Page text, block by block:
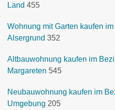
Land 455
Wohnung mit Garten kaufen
Alsergrund 352
Altbauwohnung kaufen im
Margareten 545
Neubauwohnung kaufen im
Umgebung 205